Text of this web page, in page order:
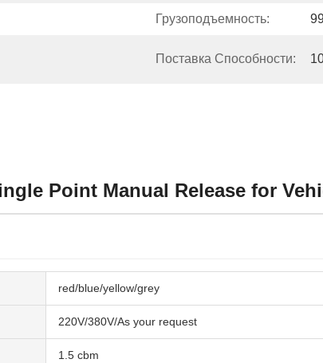
Грузоподъемность:
Поставка Способности:
Point Manual Release for
red/blue/yellow/grey
220V/380V/As your request
1.5 cbm